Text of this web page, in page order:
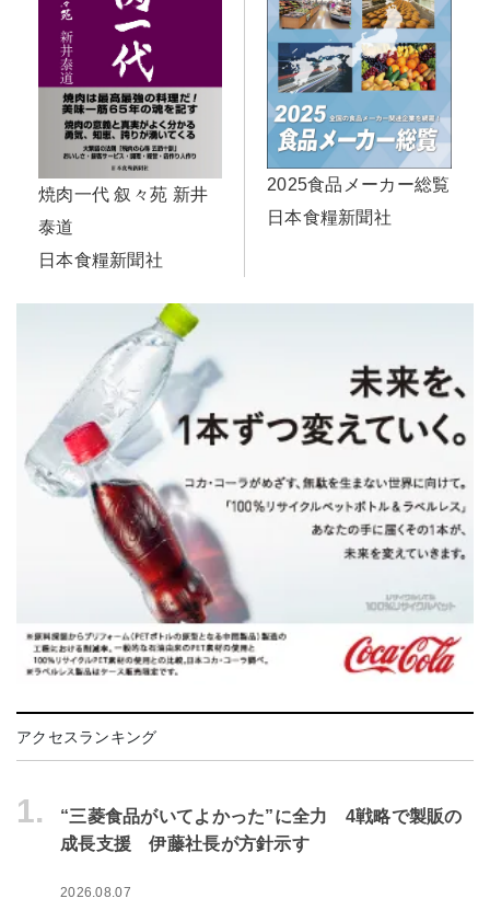
焼肉一代 叙々苑 新井
泰道
日本食糧新聞社
2025食品メーカー総覧
日本食糧新聞社
アクセスランキング
1.
“三菱食品がいてよかった”に全力 4戦略で製販の
成長支援 伊藤社長が方針示す
2026.08.07